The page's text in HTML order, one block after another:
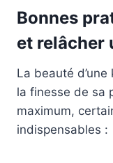
Bonnes
et relâcher
La beauté
la finesse de sa
maximum,
indispensables :